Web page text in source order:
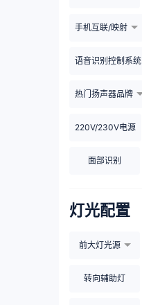
手机互联/映射
语音识别控制系统
热门扬声器品牌
220V/230V电源
面部识别
灯光配置
前大灯光源
转向辅助灯